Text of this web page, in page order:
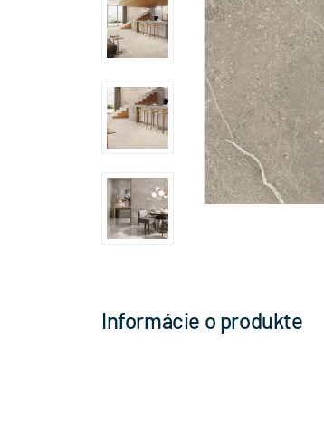
Informácie o produkte